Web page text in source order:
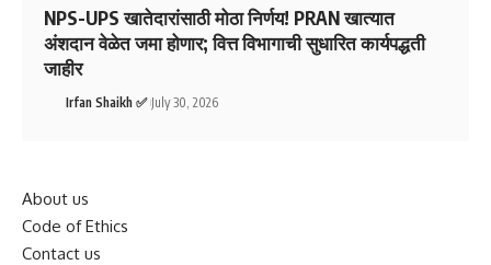
NPS-UPS खातेदारांसाठी मोठा निर्णय! PRAN खात्यात
अंशदान वेळेत जमा होणार; वित्त विभागाची सुधारित कार्यपद्धती
जाहीर
Irfan Shaikh ✅ July 30, 2026
About us
Code of Ethics
Contact us